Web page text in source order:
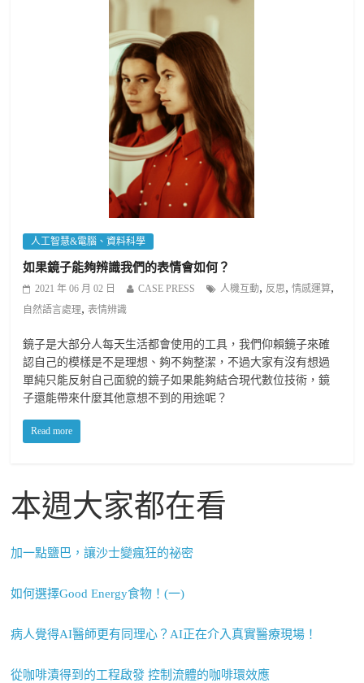
人工智慧&電腦、資料科學
如果鏡子能夠辨識我們的表情會如何？
2021 年 06 月 02 日 CASE PRESS 人機互動, 反思,情感運算,
自然語言處理,表情辨識
鏡子是大部分人每天生活都會使用的工具，我們仰賴鏡子來確
認自己的模樣是不是理想、夠不夠整潔，不過大家有沒有想過
單純只能反射自己面貌的鏡子如果能夠結合現代數位技術，鏡
子還能帶來什麼其他意想不到的用途呢？
Read more
本週大家都在看
加一點鹽巴，讓沙士變瘋狂的祕密
如何選擇Good Energy食物！(一)
病人覺得AI醫師更有同理心？AI正在介入真實醫療現場！
從咖啡漬得到的工程啟發 控制流體的咖啡環效應